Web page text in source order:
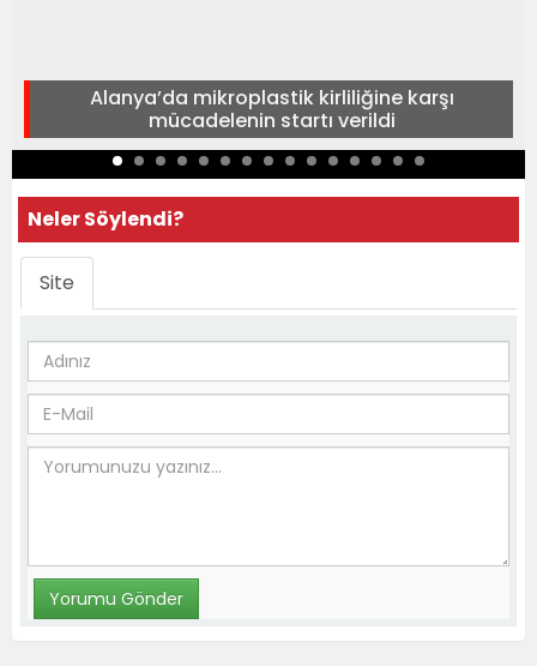
Alanya’da mikroplastik kirliliğine karşı
mücadelenin startı verildi
Neler Söylendi?
Site